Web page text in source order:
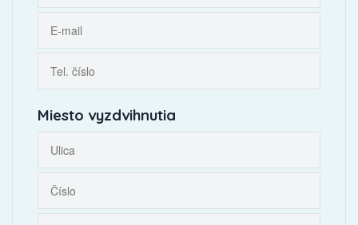
Miesto vyzdvihnutia